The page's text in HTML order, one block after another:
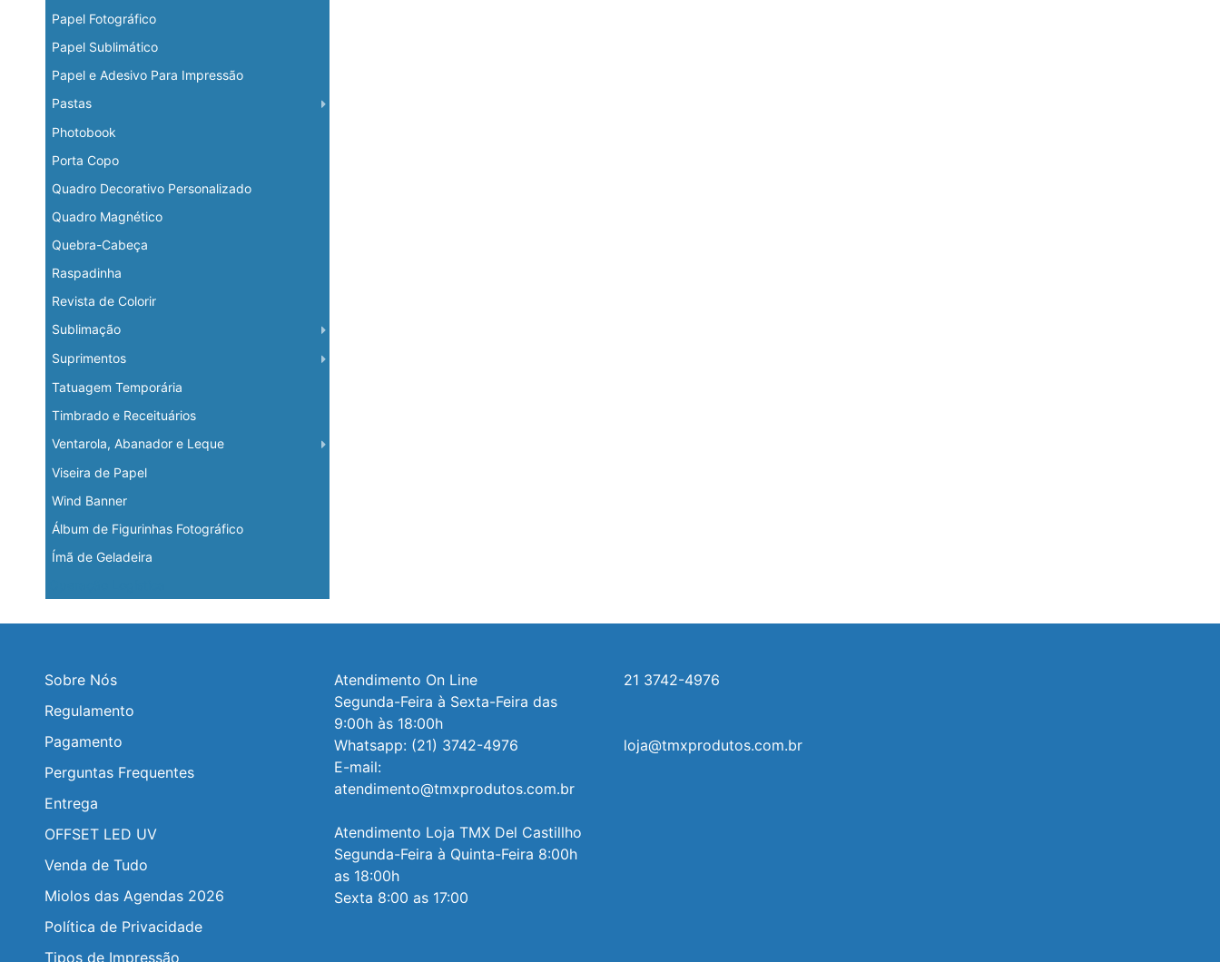
Papel Fotográfico
Papel Sublimático
Papel e Adesivo Para Impressão
Pastas
Photobook
Porta Copo
Quadro Decorativo Personalizado
Quadro Magnético
Quebra-Cabeça
Raspadinha
Revista de Colorir
Sublimação
Suprimentos
Tatuagem Temporária
Timbrado e Receituários
Ventarola, Abanador e Leque
Viseira de Papel
Wind Banner
Álbum de Figurinhas Fotográfico
Ímã de Geladeira
Sobre Nós
Regulamento
Pagamento
Perguntas Frequentes
Entrega
OFFSET LED UV
Venda de Tudo
Miolos das Agendas 2026
Política de Privacidade
Tipos de Impressão
Atendimento On Line
Segunda-Feira à Sexta-Feira das
9:00h às 18:00h
Whatsapp: (21) 3742-4976
E-mail:
atendimento@tmxprodutos.com.br
Atendimento Loja TMX Del Castillho
Segunda-Feira à Quinta-Feira 8:00h
as 18:00h
Sexta 8:00 as 17:00
21 3742-4976
loja@tmxprodutos.com.br